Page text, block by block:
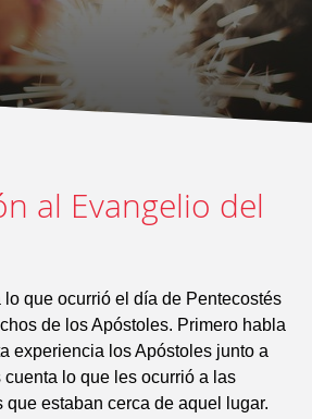
al Evangelio del
que ocurrió el día de Pentecostés
de los Apóstoles. Primero habla
experiencia los Apóstoles junto a
cuenta lo que les ocurrió a las
que estaban cerca de aquel lugar.